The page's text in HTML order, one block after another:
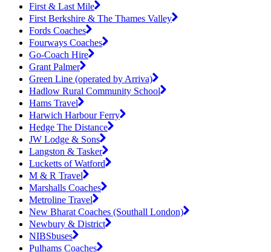
First & Last Mile
First Berkshire & The Thames Valley
Fords Coaches
Fourways Coaches
Go-Coach Hire
Grant Palmer
Green Line (operated by Arriva)
Hadlow Rural Community School
Hams Travel
Harwich Harbour Ferry
Hedge The Distance
JW Lodge & Sons
Langston & Tasker
Lucketts of Watford
M & R Travel
Marshalls Coaches
Metroline Travel
New Bharat Coaches (Southall London)
Newbury & District
NIBSbuses
Pulhams Coaches